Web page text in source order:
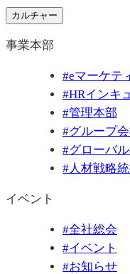
カルチャー
事業本部
#eマーケテ
#HRインキ
#管理本部
#グループ
#グローバ
#人材戦略
イベント
#全社総会
#イベント
#お知らせ